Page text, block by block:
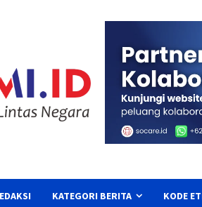
KATEGORI BERITA KODE